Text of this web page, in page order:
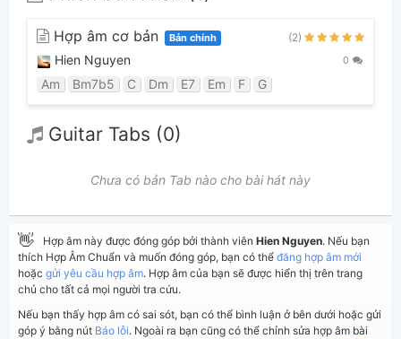
Hợp âm cơ bản Bản chính (2)
Hien Nguyen 0
Am Bm7b5 C Dm E7 Em F G
Guitar Tabs (0)
Chưa có bản Tab nào cho bài hát này
👋 Hợp âm này được đóng góp bởi thành viên Hien Nguyen. Nếu bạn
thích Hợp Âm Chuẩn và muốn đóng góp, bạn có thể đăng hợp âm mới
hoặc gửi yêu cầu hợp âm. Hợp âm của bạn sẽ được hiển thị trên trang
chủ cho tất cả mọi người tra cứu.
Nếu bạn thấy hợp âm có sai sót, bạn có thể bình luận ở bên dưới hoặc gửi
góp ý bằng nút Báo lỗi. Ngoài ra bạn cũng có thể chỉnh sửa hợp âm bài